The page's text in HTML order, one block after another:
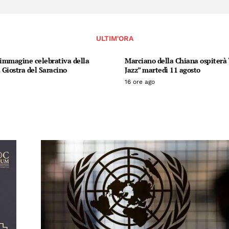
ULTIM'ORA
celebrativa della
del Saracino
Marciano della Chiana ospiterà
Jazz” martedì 11 agosto
16 ore ago